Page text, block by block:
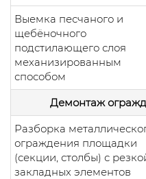
Выемка песчаного и
щебёночного
подстилающего слоя
механизированным
способом
Демонтаж
Разборка
ограждения площадки
(секции, столбы) с
закладных элементов